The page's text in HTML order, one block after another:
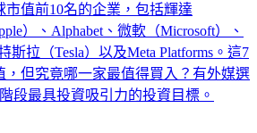
市值前10名的企業，包括輝達
）、Alphabet、微軟（Microsoft）、
斯拉（Tesla）以及Meta Platforms。這7
，但究竟哪一家最值得買入？有外媒選
段最具投資吸引力的投資目標。